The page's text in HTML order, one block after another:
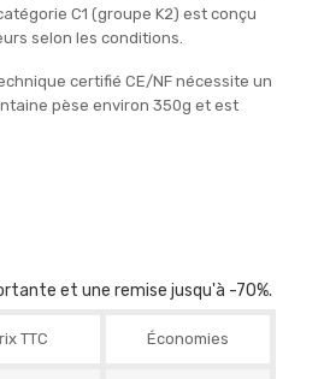
C1 (groupe K2) est conçu
selon les conditions.
certifié CE/NF nécessite un
pèse environ 350g et est
et une remise jusqu'à -70%.
TTC Économies